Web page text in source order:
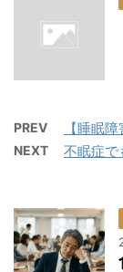
PREV 【睡眠
NEXT 不眠症で